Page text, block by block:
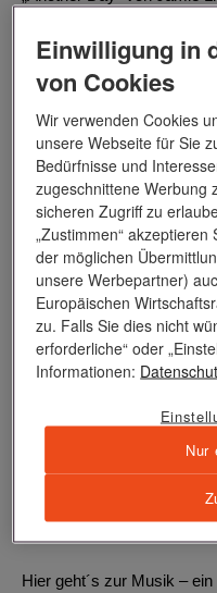
Hier geht´s zur Musik –
Einwilligung in
von Cookies
Wir verwenden Cookies
unsere Webseite für Sie
Bedürfnisse und
zugeschnittene Werbung
sicheren Zugriff zu
„Zustimmen“
der möglichen
unsere Werbepartner)
Europäischen
zu. Falls Sie dies nicht
erforderliche“ oder
Informationen:
Nur